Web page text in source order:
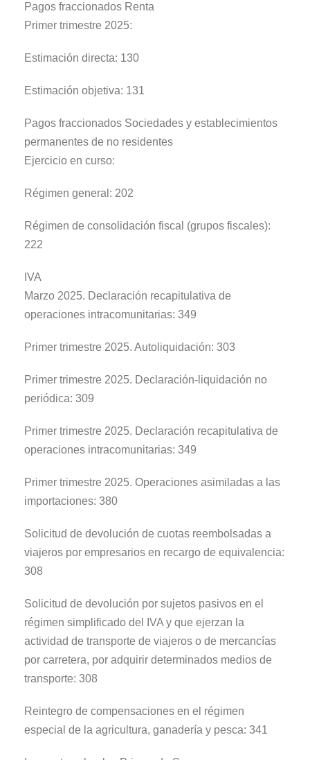
Pagos fraccionados Renta
Primer trimestre 2025:
Estimación directa: 130
Estimación objetiva: 131
Pagos fraccionados Sociedades y establecimientos
permanentes de no residentes
Ejercicio en curso:
Régimen general: 202
Régimen de consolidación fiscal (grupos fiscales):
222
IVA
Marzo 2025. Declaración recapitulativa de
operaciones intracomunitarias: 349
Primer trimestre 2025. Autoliquidación: 303
Primer trimestre 2025. Declaración-liquidación no
periódica: 309
Primer trimestre 2025. Declaración recapitulativa de
operaciones intracomunitarias: 349
Primer trimestre 2025. Operaciones asimiladas a las
importaciones: 380
Solicitud de devolución de cuotas reembolsadas a
viajeros por empresarios en recargo de equivalencia:
308
Solicitud de devolución por sujetos pasivos en el
régimen simplificado del IVA y que ejerzan la
actividad de transporte de viajeros o de mercancías
por carretera, por adquirir determinados medios de
transporte: 308
Reintegro de compensaciones en el régimen
especial de la agricultura, ganadería y pesca: 341